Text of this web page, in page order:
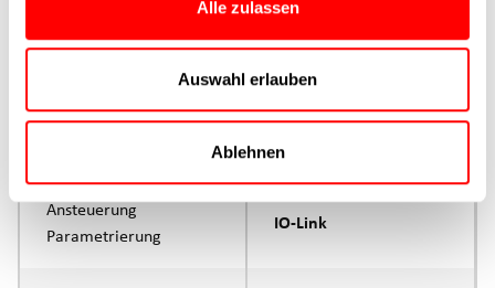
Alle zulassen
Auswahl erlauben
Ablehnen
280N
max. Vorschubkraft Fx
Ansteuerung
Parametrierung
IO-Link